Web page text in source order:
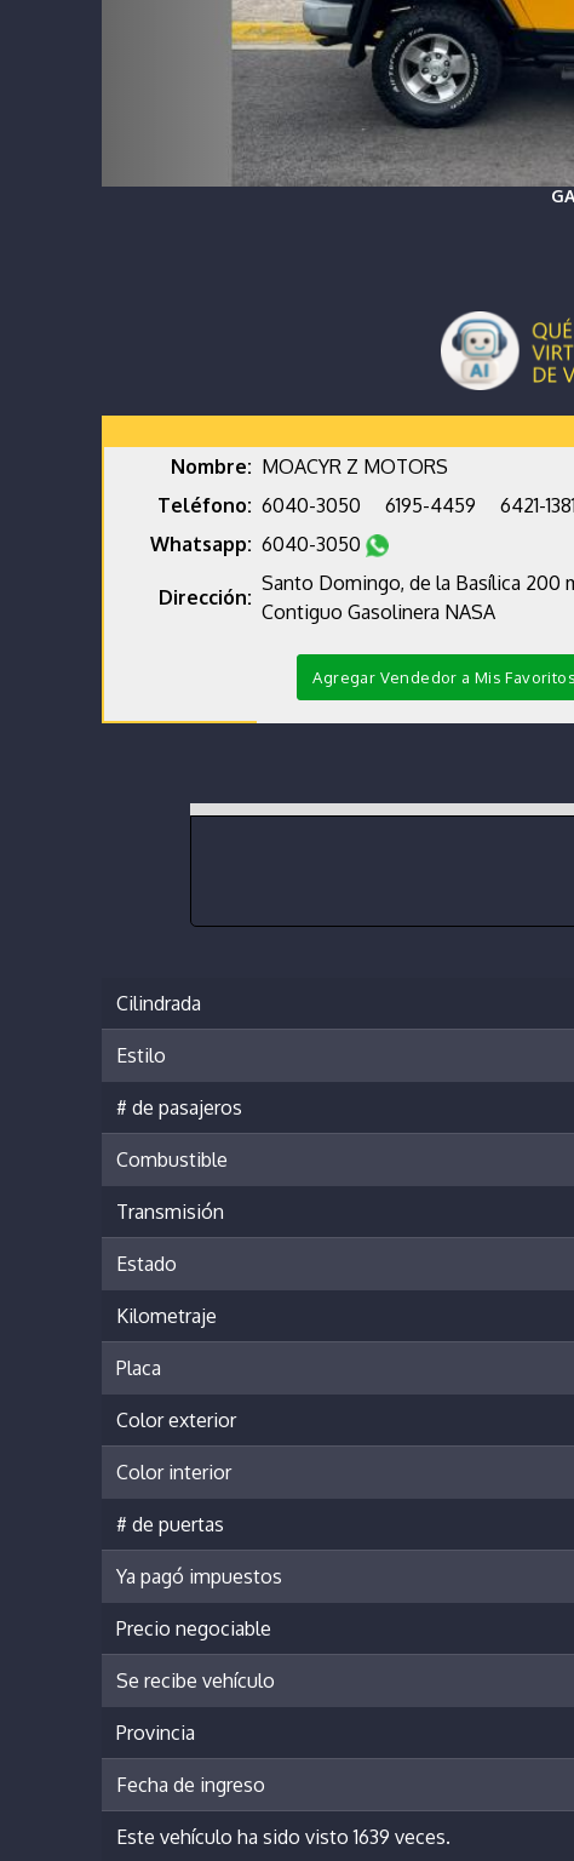
Nombre: MOACYR Z MOTORS
Teléfono: 6040-3050 6195-4459
6421-1381
Whatsapp: 6040-3050
Dirección:
Santo Domingo, de la Basílica 200
Contiguo Gasolinera NASA
Agregar Vendedor a Mis Favoritos
Cilindrada
Estilo
# de pasajeros
Combustible
Transmisión
Estado
Kilometraje
Placa
Color exterior
Color interior
# de puertas
Ya pagó impuestos
Precio negociable
Se recibe vehículo
Provincia
Fecha de ingreso
Este vehículo ha sido visto 1639 veces.